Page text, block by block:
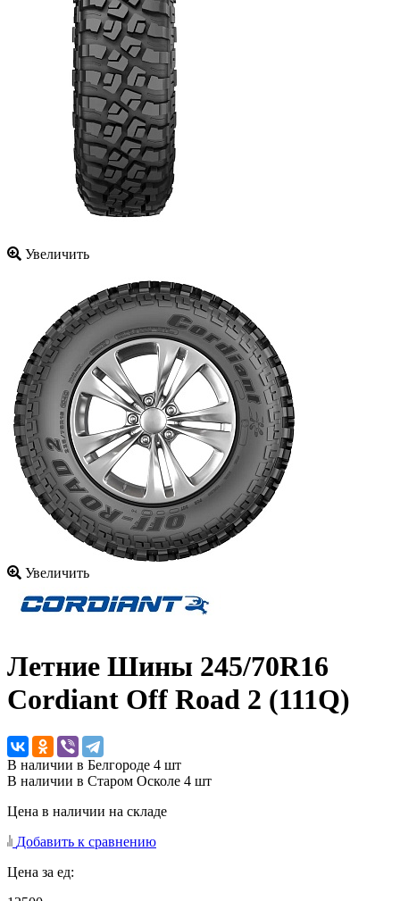
Увеличить
Увеличить
Летние Шины 245/70R16
Cordiant Off Road 2 (111Q)
В наличии в Белгороде 4 шт
В наличии в Старом Осколе 4 шт
Цена в наличии на складе
Добавить к сравнению
Цена за ед: